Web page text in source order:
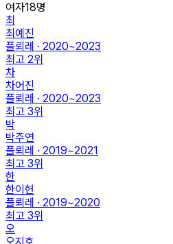
여자18명
최
최예진
플뢰레 · 2020~2023
최고 2위
차
차어진
플뢰레 · 2020~2023
최고 3위
박
박주연
플뢰레 · 2019~2021
최고 3위
한
한이헌
플뢰레 · 2019~2020
최고 3위
오